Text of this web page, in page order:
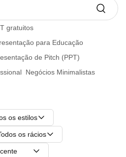
gratuitos
para Educação
de Pitch (PPT)
Negócios Minimalistas
os estilos
os rácios